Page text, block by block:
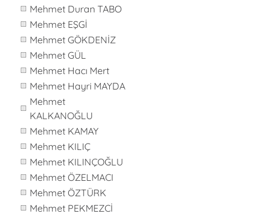
Mehmet Duran TABO
Mehmet EŞGİ
Mehmet GÖKDENİZ
Mehmet GÜL
Mehmet Hacı Mert
Mehmet Hayri MAYDA
Mehmet
KALKANOĞLU
Mehmet KAMAY
Mehmet KILIÇ
Mehmet KILINÇOĞLU
Mehmet ÖZELMACI
Mehmet ÖZTÜRK
Mehmet PEKMEZCİ